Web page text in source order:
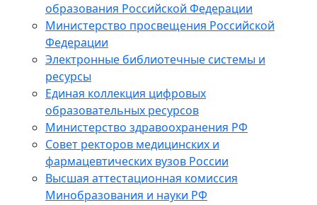
образования Российской Федерации
Министерство просвещения Российской
Федерации
Электронные библиотечные системы и
ресурсы
Единая коллекция цифровых
образовательных ресурсов
Министерство здравоохранения РФ
Совет ректоров медицинских и
фармацевтических вузов России
Высшая аттестационная комиссия
Минобразования и науки РФ